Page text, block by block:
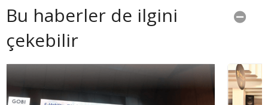
Bu haberler de ilgini
çekebilir